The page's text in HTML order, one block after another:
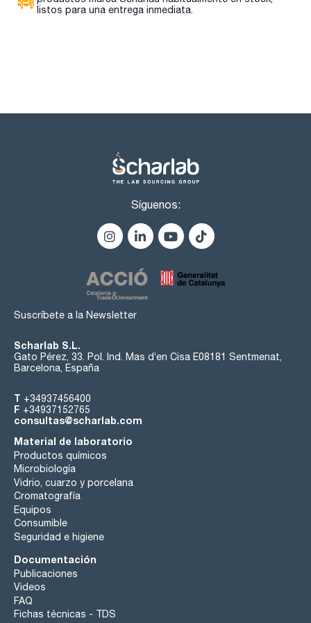
- Partida arancelaria: 2926 90 70 22
agua (K.F.): max. 0,01 %
min. transmitancia/max. absorbancia en una celda de 1,0 cm
longitud de onda:: T(%) A (AU)
210 nm: 97 % 0,013 AU
220 nm: 98 % 0,009 AU
maxima absorbancia del pico:: 0,001 AU
máxima absorbancia de fondo:: 0,01 AU
Adecuado para uso en HPLC a 254 nm
análisis de fluorescencia: absorbancia máxima : 1 ppb como
registrado a las condiciones siguientes: EX longitud de
onda entre 220 y 450 / EM longitud de onda entre 250 y
550
Microfiltrado a través de membranes de diámetro de poro
de 0,1micras
apropiado para UPLC
Ph.Eur. R2:
listos para una entrega inmediata.
Síguenos:
Suscríbete a la Newsletter
Scharlab S.L.
Gato Pérez, 33. Pol. Ind. Mas d’en Cisa E08181 Sentmenat,
Barcelona, España
T +34937456400
F +34937152765
consultas@scharlab.com
Material de laboratorio
Productos químicos
Microbiología
Vidrio, cuarzo y porcelana
Cromatografía
Equipos
Consumible
Seguridad e higiene
Documentación
Publicaciones
Videos
FAQ
Fichas técnicas - TDS